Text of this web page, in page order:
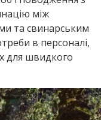
між
та свинарським
в персоналі,
для швидкого